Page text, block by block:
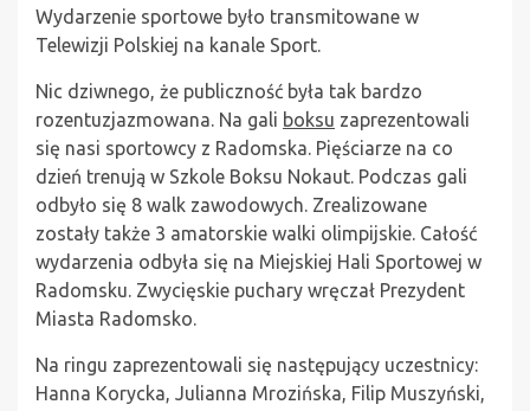
Wydarzenie sportowe było transmitowane w
Telewizji Polskiej na kanale Sport.
Nic dziwnego, że publiczność była tak bardzo
rozentuzjazmowana. Na gali boksu zaprezentowali
się nasi sportowcy z Radomska. Pięściarze na co
dzień trenują w Szkole Boksu Nokaut. Podczas gali
odbyło się 8 walk zawodowych. Zrealizowane
zostały także 3 amatorskie walki olimpijskie. Całość
wydarzenia odbyła się na Miejskiej Hali Sportowej w
Radomsku. Zwycięskie puchary wręczał Prezydent
Miasta Radomsko.
Na ringu zaprezentowali się następujący uczestnicy:
Hanna Korycka, Julianna Mrozińska, Filip Muszyński,